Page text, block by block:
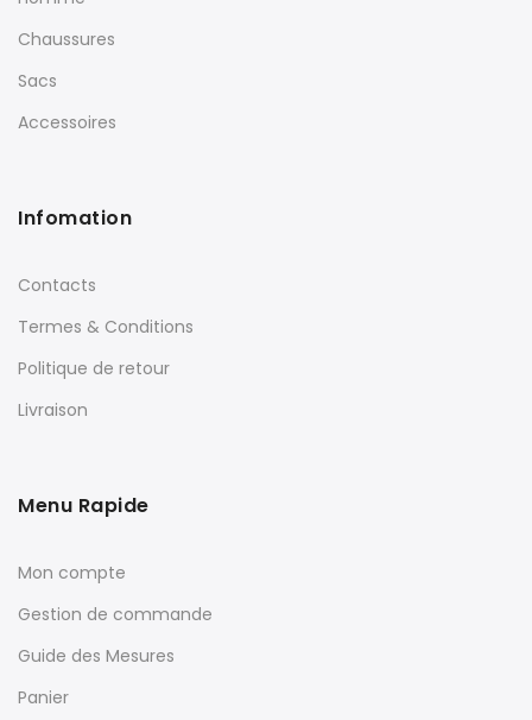
Chaussures
Sacs
Accessoires
Infomation
Contacts
Termes & Conditions
Politique de retour
Livraison
Menu Rapide
Mon compte
Gestion de commande
Guide des Mesures
Panier